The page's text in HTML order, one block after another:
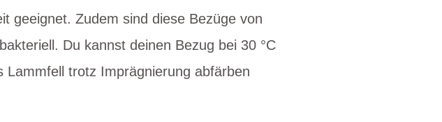
geeignet. Zudem sind diese Bezüge von
Du kannst deinen Bezug bei 30 °C
Lammfell trotz Imprägnierung abfärben